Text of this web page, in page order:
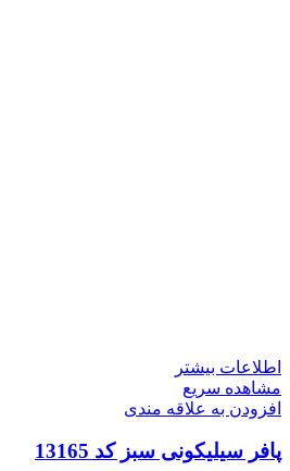
اطلاعات بیشتر
مشاهده سریع
افزودن به علاقه مندی
پافر سیلیکونی سبز کد 13165